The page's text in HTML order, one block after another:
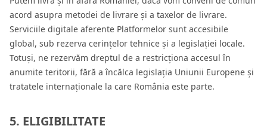
acord asupra metodei de livrare și a taxelor de livrare.
Serviciile digitale aferente Platformelor sunt accesibile
global, sub rezerva cerințelor tehnice și a legislației locale.
Totuși, ne rezervăm dreptul de a restricționa accesul în
anumite teritorii, fără a încălca legislația Uniunii Europene și
tratatele internaționale la care România este parte.
5. ELIGIBILITATE